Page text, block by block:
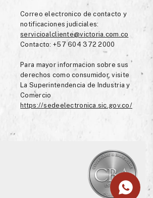
Correo electronico de contacto y
notificaciones judiciales:
servicioalcliente@victoria.com.co
Contacto: +57 604 372 2000
Para mayor informacion sobre sus
derechos como consumidor, visite
La Superintendencia de Industria y
Comercio
https://sedeelectronica.sic.gov.co/